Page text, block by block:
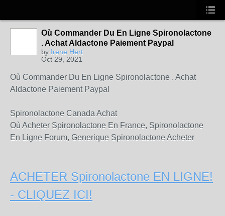
Où Commander Du En Ligne Spironolactone
. Achat Aldactone Paiement Paypal
by Irene Hert
Oct 29, 2021
Où Commander Du En Ligne Spironolactone . Achat
Aldactone Paiement Paypal
Spironolactone Canada Achat
Où Acheter Spironolactone En France, Spironolactone
En Ligne Forum, Generique Spironolactone Acheter
ACHETER Spironolactone EN LIGNE!
- CLIQUEZ ICI!